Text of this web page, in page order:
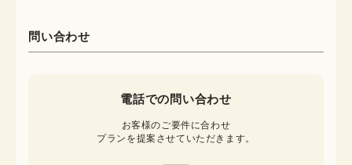
問い合わせ
電話での問い合わせ
お客様のご要件に合わせ
プランを提案させていただきます。